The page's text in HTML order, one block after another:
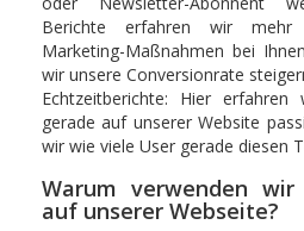
Berichte erfahren wir mehr
Marketing-Maßnahmen bei
wir unsere Conversionrate
Echtzeitberichte: Hier
gerade auf unserer Website
wir wie viele User gerade diesen
Warum verwenden wir
auf unserer Webseite?